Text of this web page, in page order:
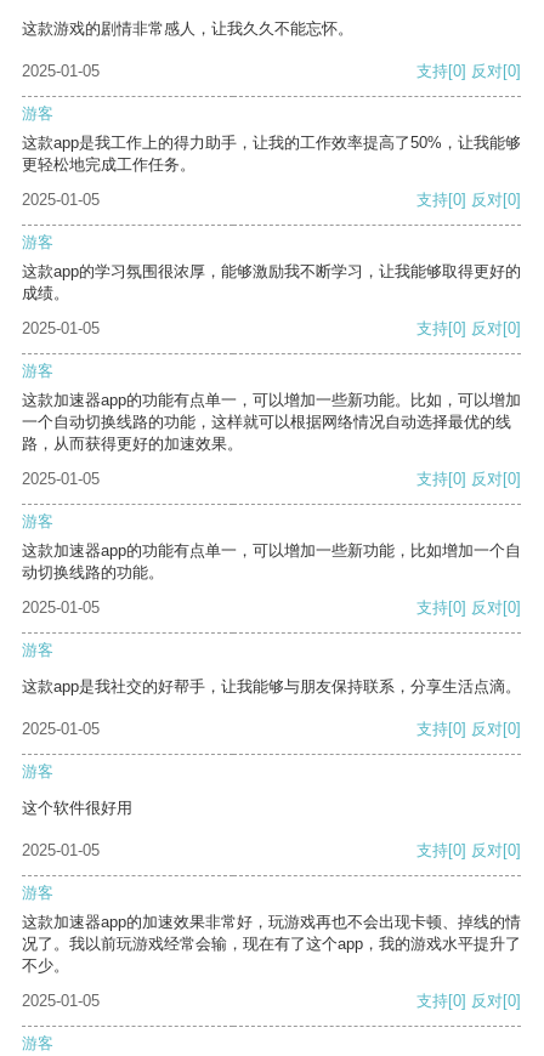
这款游戏的剧情非常感人，让我久久不能忘怀。
2025-01-05 支持[0] 反对[0]
游客
这款app是我工作上的得力助手，让我的工作效率提高了50%，让我能够
更轻松地完成工作任务。
2025-01-05
支持[0] 反对[0]
游客
这款app的学习氛围很浓厚，能够激励我不断学习，让我能够取得更好的
成绩。
2025-01-05
支持[0] 反对[0]
游客
这款加速器app的功能有点单一，可以增加一些新功能。比如，可以增加
一个自动切换线路的功能，这样就可以根据网络情况自动选择最优的线
路，从而获得更好的加速效果。
2025-01-05
支持[0] 反对[0]
游客
这款加速器app的功能有点单一，可以增加一些新功能，比如增加一个自
动切换线路的功能。
2025-01-05
支持[0] 反对[0]
游客
这款app是我社交的好帮手，让我能够与朋友保持联系，分享生活点滴。
2025-01-05 支持[0] 反对[0]
游客
这个软件很好用
2025-01-05 支持[0] 反对[0]
游客
这款加速器app的加速效果非常好，玩游戏再也不会出现卡顿、掉线的情
况了。我以前玩游戏经常会输，现在有了这个app，我的游戏水平提升了
不少。
2025-01-05
支持[0] 反对[0]
游客